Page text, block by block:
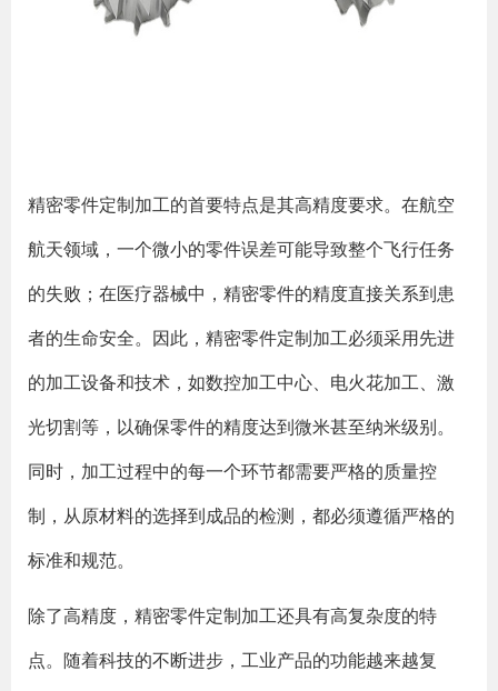
精密零件定制加工的首要特点是其高精度要求。在航空
航天领域，一个微小的零件误差可能导致整个飞行任务
的失败；在医疗器械中，精密零件的精度直接关系到患
者的生命安全。因此，精密零件定制加工必须采用先进
的加工设备和技术，如数控加工中心、电火花加工、激
光切割等，以确保零件的精度达到微米甚至纳米级别。
同时，加工过程中的每一个环节都需要严格的质量控
制，从原材料的选择到成品的检测，都必须遵循严格的
标准和规范。
除了高精度，精密零件定制加工还具有高复杂度的特
点。随着科技的不断进步，工业产品的功能越来越复